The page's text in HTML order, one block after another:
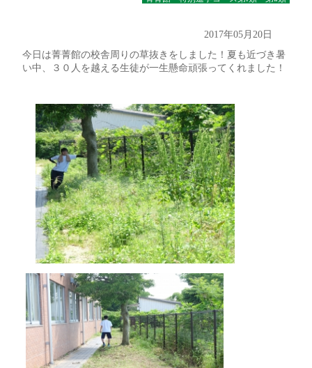
2017年05月20日
今日は菁菁館の校舎周りの草抜きをしました！夏も近づき暑
い中、３０人を越える生徒が一生懸命頑張ってくれました！